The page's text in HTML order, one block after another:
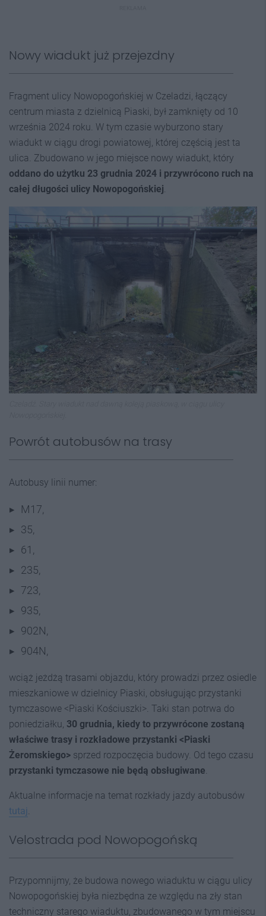
Nowy wiadukt już przejezdny
Fragment ulicy Nowopogońskiej w Czeladzi, łączący
centrum miasta z dzielnicą Piaski, był zamknięty od 10
września 2024 roku. W tym czasie wyburzono stary
wiadukt w ciągu drogi powiatowej, której częścią jest ta
ulica. Zbudowano w jego miejsce nowy wiadukt, który
oddano do użytku 23 grudnia 2024 i przywrócono ruch na
całej długości ulicy Nowopogońskiej.
Powrót autobusów na trasy
Autobusy linii numer:
M17,
35,
61,
235,
723,
935,
902N,
904N,
wciąż jeżdżą trasami objazdu, który prowadzi przez osiedle
mieszkaniowe w dzielnicy Piaski, obsługując przystanki
tymczasowe <Piaski Kościuszki>. Taki stan potrwa do
poniedziałku, 30 grudnia, kiedy to przywrócone zostaną
właściwe trasy i rozkładowe przystanki <Piaski
Żeromskiego> sprzed rozpoczęcia budowy. Od tego czasu
przystanki tymczasowe nie będą obsługiwane
Aktualne informacje na temat rozkłady jazdy autobusów
tutaj
Velostrada pod Nowopogońską
Przypomnijmy, że budowa nowego wiaduktu w ciągu ulicy
Nowopogońskiej była niezbędna ze względu na zły stan
techniczny starego wiaduktu, zbudowanego w tym miejscu